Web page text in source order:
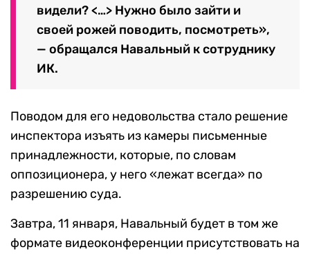
видели? <…> Нужно было зайти и
своей рожей поводить, посмотреть»,
— обращался Навальный к сотруднику
ИК.
Поводом для его недовольства стало решение
инспектора изъять из камеры письменные
принадлежности, которые, по словам
оппозиционера, у него «лежат всегда» по
разрешению суда.
Завтра, 11 января, Навальный будет в том же
формате видеоконференции присутствовать на